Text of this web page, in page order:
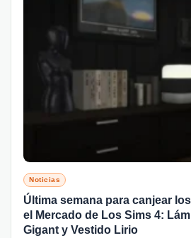
Noticias
Última semana para canjear
el Mercado de Los Sims 4:
Gigant y Vestido Lirio